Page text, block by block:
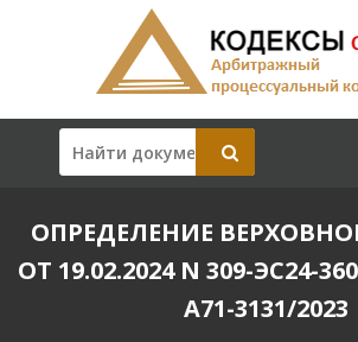
ОПРЕДЕЛЕНИЕ
ОТ 19.02.2024 N 309-ЭС24-
А71-3131/2023